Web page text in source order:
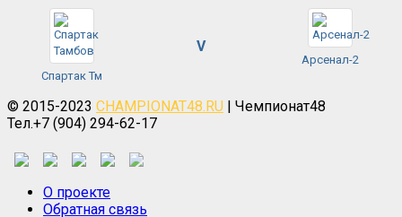
Спартак Тм
V
Арсенал-2
© 2015-2023 CHAMPIONAT48.RU | Чемпионат48
Тел.+7 (904) 294-62-17
О проекте
Обратная связь